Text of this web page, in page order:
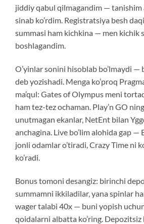
jiddiy qabul qilmagandim — tanishim
sinab ko’rdim. Registratsiya besh
summasi ham kichkina — men kichik
boshlagandim.
O’yinlar sonini hisoblab bo’lmaydi —
deb yozishadi. Menga ko’proq
ma’qul: Gates of Olympus meni
ham tez-tez ochaman. Play’n GO
unutmagan ekanlar, NetEnt bilan
anchagina. Live bo’lim alohida gap
jonli odamlar o’tiradi, Crazy Time ni
ko’radi.
Bonus tomoni desangiz: birinchi
summamni ikkiladilar, yana spinlar
wager talabi 40x — buni yopish
qoidalarni albatta ko’ring. Depozitsiz